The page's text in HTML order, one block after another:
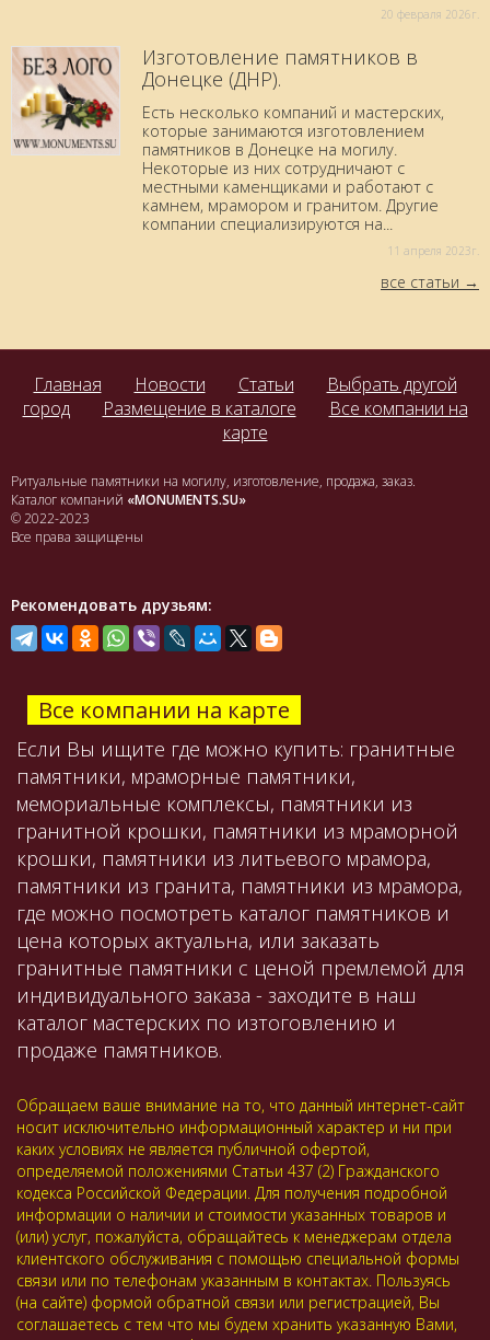
20 февраля 2026г.
Изготовление памятников в
Донецке (ДНР).
Есть несколько компаний и мастерских,
которые занимаются изготовлением
памятников в Донецке на могилу.
Некоторые из них сотрудничают с
местными каменщиками и работают с
камнем, мрамором и гранитом. Другие
компании специализируются на...
11 aпреля 2023г.
все статьи
Главная Новости Статьи
Выбрать другой
город
Размещение в каталоге
Все компании на
карте
Ритуальные памятники на могилу, изготовление, продажа, заказ.
Каталог компаний «MONUMENTS.SU»
© 2022-2023
Все права защищены
Рекомендовать друзьям:
Все компании на карте
Если Вы ищите где можно купить: гранитные
памятники, мраморные памятники,
мемориальные комплексы, памятники из
гранитной крошки, памятники из мраморной
крошки, памятники из литьевого мрамора,
памятники из гранита, памятники из мрамора,
где можно посмотреть каталог памятников и
цена которых актуальна, или заказать
гранитные памятники с ценой премлемой для
индивидуального заказа - заходите в наш
каталог мастерских по изтоговлению и
продаже памятников.
Обращаем ваше внимание на то, что данный интернет-сайт
носит исключительно информационный характер и ни при
каких условиях не является публичной офертой,
определяемой положениями Статьи 437 (2) Гражданского
кодекса Российской Федерации. Для получения подробной
информации о наличии и стоимости указанных товаров и
(или) услуг, пожалуйста, обращайтесь к менеджерам отдела
клиентского обслуживания с помощью специальной формы
связи или по телефонам указанным в контактах. Пользуясь
(на сайте) формой обратной связи или регистрацией, Вы
соглашаетесь с тем что мы будем хранить указанную Вами,